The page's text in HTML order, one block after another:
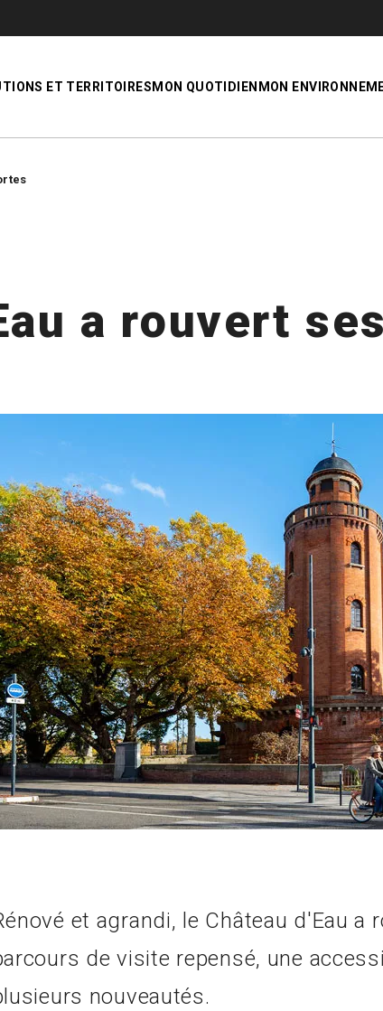
ET TERRITOIRES MON QUOTIDIEN MON
a rouvert
et agrandi, le Château d'Eau a
de visite repensé, une
nouveautés.